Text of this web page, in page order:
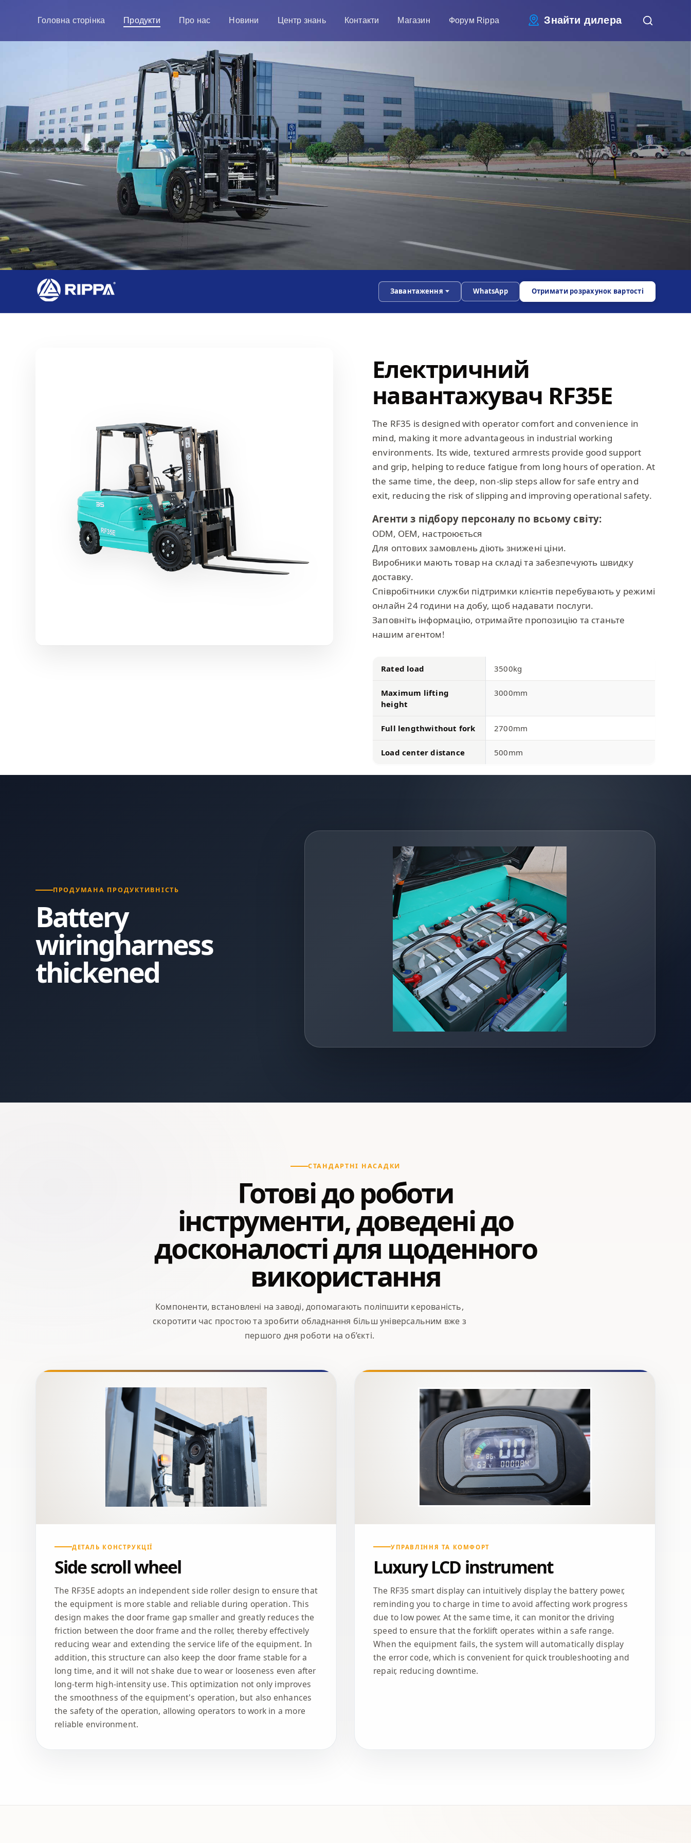
Головна сторінка Продукти Про нас Новини Центр знань Контакти Магазин Форум Rippa Знайти дилера
Завантаження WhatsApp Отримати розрахунок вартості
Електричний
навантажувач RF35E
The RF35 is designed with operator comfort and convenience in
mind, making it more advantageous in industrial working
environments. Its wide, textured armrests provide good support
and grip, helping to reduce fatigue from long hours of operation. At
the same time, the deep, non-slip steps allow for safe entry and
exit, reducing the risk of slipping and improving operational safety.
Агенти з підбору персоналу по всьому світу:
ODM, OEM, настроюється
Для оптових замовлень діють знижені ціни.
Виробники мають товар на складі та забезпечують швидку
доставку.
Співробітники служби підтримки клієнтів перебувають у режимі
онлайн 24 години на добу, щоб надавати послуги.
Заповніть інформацію, отримайте пропозицію та станьте
нашим агентом!
Rated load 3500kg
Maximum lifting
height
3000mm
Full lengthwithout fork 2700mm
Load center distance 500mm
ПРОДУМАНА ПРОДУКТИВНІСТЬ
Battery
wiringharness
thickened
СТАНДАРТНІ НАСАДКИ
Готові до роботи
інструменти, доведені до
досконалості для щоденного
використання
Компоненти, встановлені на заводі, допомагають поліпшити керованість,
скоротити час простою та зробити обладнання більш універсальним вже з
першого дня роботи на об’єкті.
ДЕТАЛЬ КОНСТРУКЦІЇ
Side scroll wheel
The RF35E adopts an independent side roller design to ensure that
the equipment is more stable and reliable during operation. This
design makes the door frame gap smaller and greatly reduces the
friction between the door frame and the roller, thereby effectively
reducing wear and extending the service life of the equipment. In
addition, this structure can also keep the door frame stable for a
long time, and it will not shake due to wear or looseness even after
long-term high-intensity use. This optimization not only improves
the smoothness of the equipment's operation, but also enhances
the safety of the operation, allowing operators to work in a more
reliable environment.
УПРАВЛІННЯ ТА КОМФОРТ
Luxury LCD instrument
The RF35 smart display can intuitively display the battery power,
reminding you to charge in time to avoid affecting work progress
due to low power. At the same time, it can monitor the driving
speed to ensure that the forklift operates within a safe range.
When the equipment fails, the system will automatically display
the error code, which is convenient for quick troubleshooting and
repair, reducing downtime.